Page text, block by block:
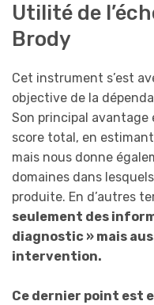
Utilité de
Brody
Cet instrument s’est
objective de la
Son principal avantage
score total, en
mais nous donne
domaines dans
produite. En d’autres
seulement des
diagnostic » mais
intervention.
Ce dernier point est